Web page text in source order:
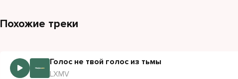
Похожие треки
Голос не твой голос из тьмы
LXMV